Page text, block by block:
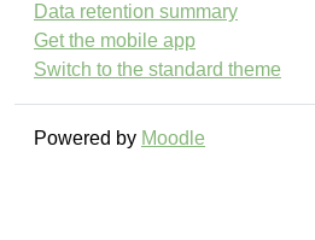
Data retention summary
Get the mobile app
Switch to the standard theme
Powered by Moodle